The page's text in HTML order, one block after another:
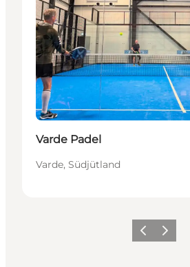
Varde Padel
Varde, Südjütland
ZurückWeiter